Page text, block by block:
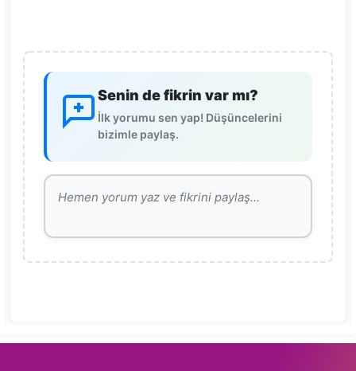
Senin de fikrin var mı?
İlk yorumu sen yap! Düşüncelerini
bizimle paylaş.